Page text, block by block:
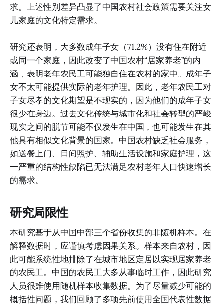
求。上述性别差异凸显了中国农村社会政策需要关注女
儿家庭的文化特定需求。
研究还表明，大多数成年子女（71.2%）没有住在附近
或同一个家庭，因此改变了中国农村“居家养老”的内
涵，表明老年农民工可能独自住在农村的家中。成年子
女不太可能提供实际的老年护理。因此，老年农民工对
子女尽孝的文化期望是不现实的，因为他们的成年子女
很少在身边。过去文化传统与城市化和社会转型的严峻
现实之间的脱节可能不仅发生在中国，也可能发生在其
他具有相似文化背景的国家。中国农村缺乏社会服务，
如送餐上门、日间照护、辅助生活设施和家庭护理，这
一严重的结构性缺陷已无法满足农村老年人口快速增长
的需求。
研究局限性
本研究基于从中国中部三个省份收集的非随机样本。在
解释数据时，应谨慎考虑因果关系。样本来自农村，因
此可能系统性地排除了在城市地区定居以实现居家养老
的农民工。中国的农民工大多从事临时工作，因此研究
人员很难使用随机样本收集数据。为了尽量减少可能的
概括性问题，我们回顾了多项先前使用全国代表性数据